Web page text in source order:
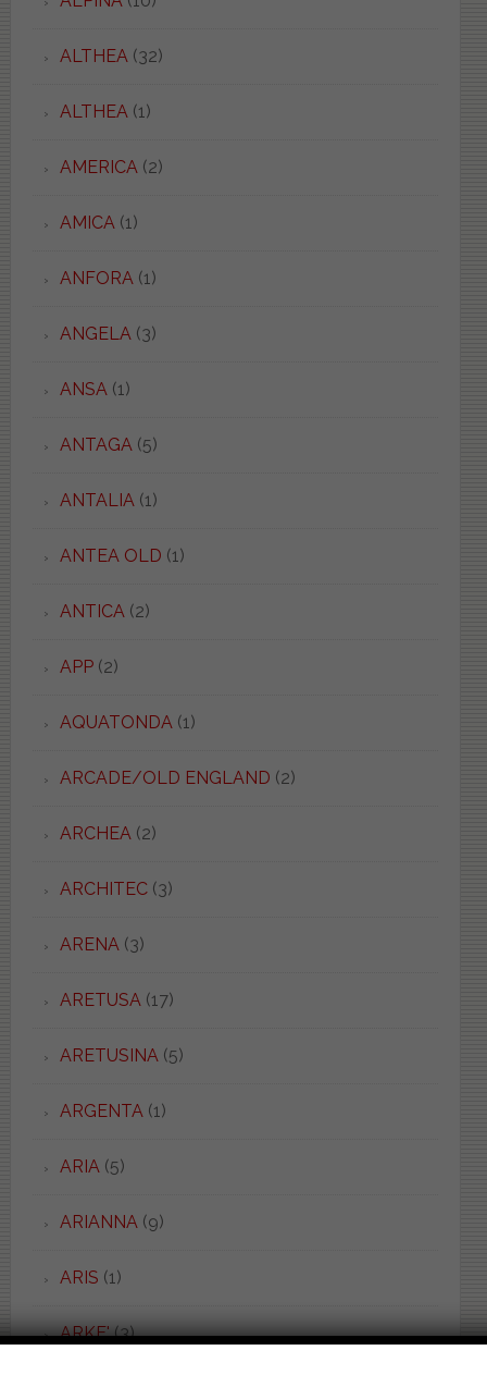
ALTHEA(32)
ALTHEA(1)
AMERICA(2)
AMICA(1)
ANFORA(1)
ANGELA(3)
ANSA(1)
ANTAGA(5)
ANTALIA(1)
ANTEA OLD (1)
ANTICA(2)
APP(2)
AQUATONDA(1)
ARCADE/OLD ENGLAND (2)
ARCHEA(2)
ARCHITEC(3)
ARENA(3)
ARETUSA(17)
ARETUSINA(5)
ARGENTA(1)
ARIA(5)
ARIANNA(9)
ARIS (1)
ARKE'(3)